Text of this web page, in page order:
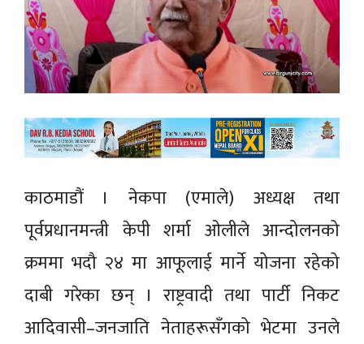
काठमाडौं । नेकपा (एमाले) अध्यक्ष तथा
पूर्वप्रधानमन्त्री केपी शर्मा ओलीले आन्दोलनको
क्रममा भदौ २४ मा आफूलाई मार्ने योजना रहेको
दाबी गरेका छन् । राष्ट्रवादी तथा पार्टी निकट
आदिवासी–जनजाति नेताहरूसँगको भेटमा उनले